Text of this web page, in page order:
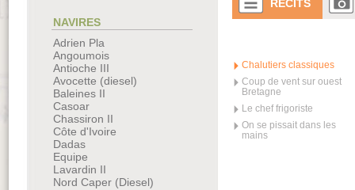
NAVIRES
Adrien Pla
Angoumois
Antioche III
Avocette (diesel)
Baleines II
Casoar
Chassiron II
Côte d'Ivoire
Dadas
Equipe
Lavardin II
Nord Caper (Diesel)
RÉCITS
Chalutiers classiques
Coup de vent sur ouest
Bretagne
Le chef frigoriste
On se pissait dans les
mains